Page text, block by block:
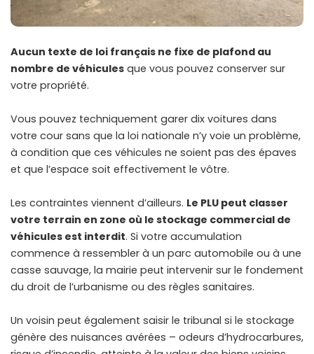
Aucun texte de loi français ne fixe de plafond au
nombre de véhicules que vous pouvez conserver sur
votre propriété.
Vous pouvez techniquement garer dix voitures dans
votre cour sans que la loi nationale n’y voie un problème,
à condition que ces véhicules ne soient pas des épaves
et que l’espace soit effectivement le vôtre.
Les contraintes viennent d’ailleurs. Le PLU peut classer
votre terrain en zone où le stockage commercial de
véhicules est interdit. Si votre accumulation
commence à ressembler à un parc automobile ou à une
casse sauvage, la mairie peut intervenir sur le fondement
du droit de l’urbanisme ou des règles sanitaires.
Un voisin peut également saisir le tribunal si le stockage
génère des nuisances avérées – odeurs d’hydrocarbures,